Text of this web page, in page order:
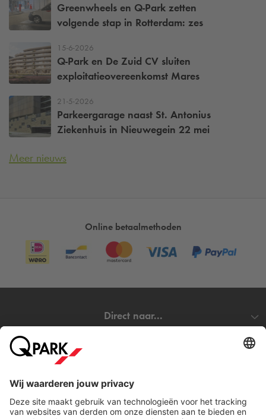
Greenwheels en Q-Park zetten
volgende stap in Rotterdam: zes
15-6-2026
Q-Park en De Zuid CV sluiten
exploitatieovereenkomst Mares
21-5-2026
Parkeergarage naast St. Antonius
Ziekenhuis in Nieuwegein 22 mei
Meer nieuws
Online betaalmethoden
Direct naar...
Download